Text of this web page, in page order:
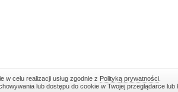
w celu realizacji usług zgodnie z Polityką prywatności
lub dostępu do cookie w Twojej przeglądarce lub